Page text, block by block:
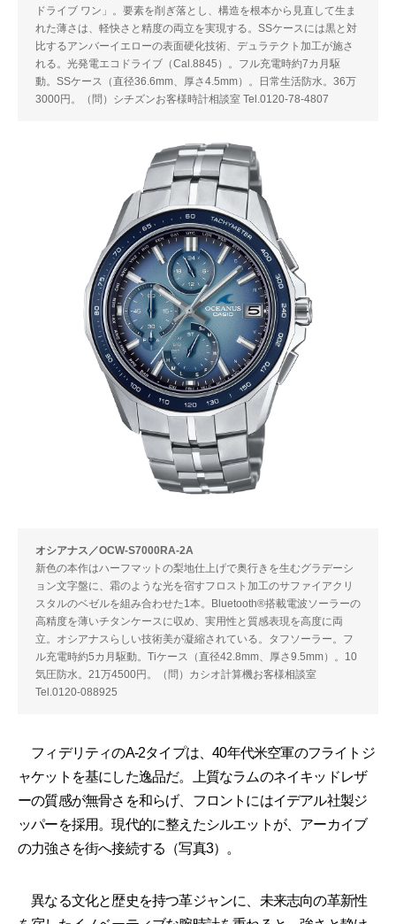
ドライブ ワン」。要素を削ぎ落とし、構造を根本から見直して生ま
れた薄さは、軽快さと精度の両立を実現する。SSケースには黒と対
比するアンバーイエローの表面硬化技術、デュラテクト加工が施さ
れる。光発電エコドライブ（Cal.8845）。フル充電時約7カ月駆
動。SSケース（直径36.6mm、厚さ4.5mm）。日常生活防水。36万
3000円。（問）シチズンお客様時計相談室 Tel.0120-78-4807
オシアナス／OCW-S7000RA-2A
新色の本作はハーフマットの梨地仕上げで奥行きを生むグラデーシ
ョン文字盤に、霜のような光を宿すフロスト加工のサファイアクリ
スタルのベゼルを組み合わせた1本。Bluetooth®搭載電波ソーラーの
高精度を薄いチタンケースに収め、実用性と質感表現を高度に両
立。オシアナスらしい技術美が凝縮されている。タフソーラー。フ
ル充電時約5カ月駆動。Tiケース（直径42.8mm、厚さ9.5mm）。10
気圧防水。21万4500円。（問）カシオ計算機お客様相談室
Tel.0120-088925
フィデリティのA-2タイプは、40年代米空軍のフライトジ
ャケットを基にした逸品だ。上質なラムのネイキッドレザ
ーの質感が無骨さを和らげ、フロントにはイデアル社製ジ
ッパーを採用。現代的に整えたシルエットが、アーカイブ
の力強さを街へ接続する（写真3）。
異なる文化と歴史を持つ革ジャンに、未来志向の革新性